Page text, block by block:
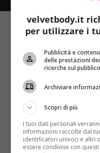
MENU
Home posizioni
posizioni
velvetbody.it
per utilizzare i
Pubblicità e
delle prestazioni
ricerche sul
Archiviare
Scopri di più
I tuoi dati personali
informazioni raccolte dal
identificatori univoci e altri
essere condivise con